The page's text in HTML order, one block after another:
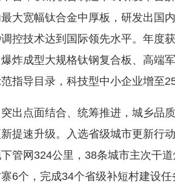
大宽幅钛合金中厚板，研发出国
控技术达到国际领先水平。年度
炸成型大规格钛钢复合板、高端
指导目录，科技型中小企业增至
点面结合、统筹推进，城乡品质
提速升级。入选省级城市更新行
下管网324公里，38条城市主次干
6个，完成34个省级补短村建设